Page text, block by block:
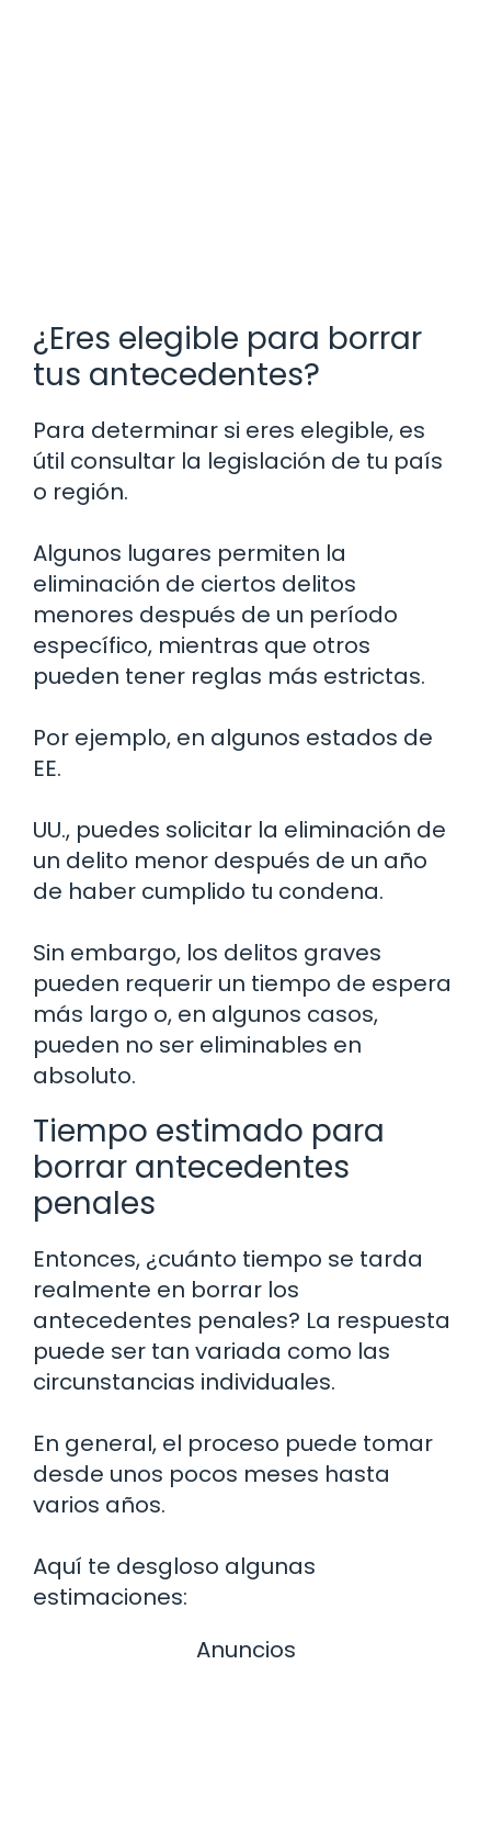
¿Eres elegible para borrar
tus antecedentes?
Para determinar si eres elegible, es
útil consultar la legislación de tu país
o región.
Algunos lugares permiten la
eliminación de ciertos delitos
menores después de un período
específico, mientras que otros
pueden tener reglas más estrictas.
Por ejemplo, en algunos estados de
EE.
UU., puedes solicitar la eliminación de
un delito menor después de un año
de haber cumplido tu condena.
Sin embargo, los delitos graves
pueden requerir un tiempo de espera
más largo o, en algunos casos,
pueden no ser eliminables en
absoluto.
Tiempo estimado para
borrar antecedentes
penales
Entonces, ¿cuánto tiempo se tarda
realmente en borrar los
antecedentes penales? La respuesta
puede ser tan variada como las
circunstancias individuales.
En general, el proceso puede tomar
desde unos pocos meses hasta
varios años.
Aquí te desgloso algunas
estimaciones:
Anuncios